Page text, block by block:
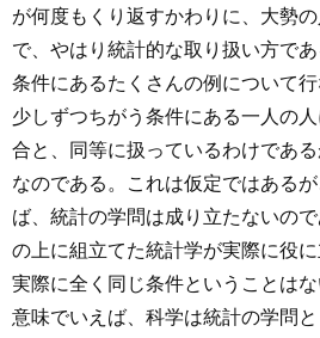
が何度もくり返すかわりに、大勢
で、やはり統計的な取り扱い方で
条件にあるたくさんの例について行
少しずつちがう条件にある一人の
合と、同等に扱っているわけであ
なのである。これは仮定ではある
ば、統計の学問は成り立たないの
の上に組立てた統計学が実際に役に
実際に全く同じ条件ということは
意味でいえば、科学は統計の学問